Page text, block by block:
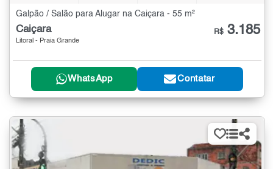
Galpão / Salão para Alugar na Caiçara - 55 m²
Caiçara
Litoral - Praia Grande
R$ 3.185
WhatsApp Contatar